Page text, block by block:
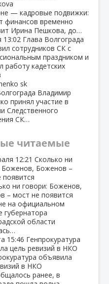
— кадровые подвижки:
финансов временно
Ирина Пешкова, до…
13:02 Глава Волгограда
сотрудников СК с
праздником и
работу кадетских
Владимир
принял участие в
Следственного
СК…
читаемые
12:21 Сколько ни
Боженов, Боженов –
появится
на официальном
губернатора
области
15:46 Генпрокуратура
цель ревизий в НКО
ранее, в